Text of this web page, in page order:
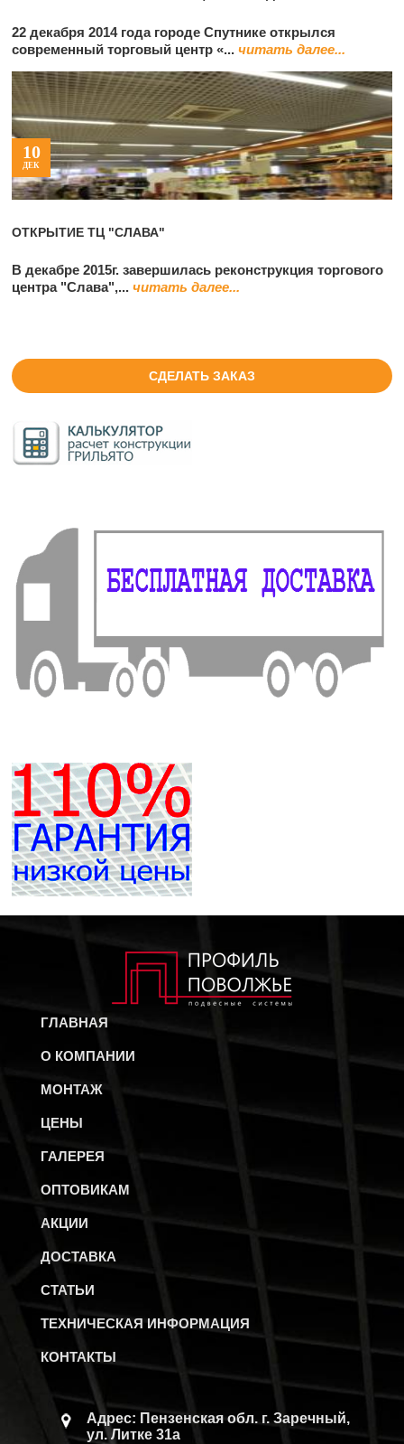
22 декабря 2014 года городе Спутнике открылся
современный торговый центр «...читать далее...
10
ДЕК
ОТКРЫТИЕ ТЦ "СЛАВА"
В декабре 2015г. завершилась реконструкция торгового
центра "Слава",...читать далее...
СДЕЛАТЬ ЗАКАЗ
ГЛАВНАЯ
О КОМПАНИИ
МОНТАЖ
ЦЕНЫ
ГАЛЕРЕЯ
ОПТОВИКАМ
АКЦИИ
ДОСТАВКА
СТАТЬИ
ТЕХНИЧЕСКАЯ ИНФОРМАЦИЯ
КОНТАКТЫ
Адрес: Пензенская обл. г. Заречный,
ул. Литке 31а